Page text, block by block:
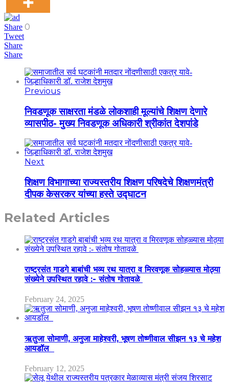
Share 0
Tweet
Share
Share
Previous
निवडणूक साक्षरता मंडळे लोकशाही मूल्यांचे शिक्षण देणारे
व्यासपीठ- मुख्य निवडणूक अधिकारी श्रीकांत देशपांडे
Next
शिक्षण विभागाच्या राज्यस्तरीय शिक्षण परिषदेचे शिक्षणमंत्री
दीपक केसरकर यांच्या हस्ते उद्घाटन
Related Articles
राष्ट्रसंत गाडगे बाबांची भव्य रथ यात्रा व मिरवणूक सोहळ्यास मोठ्या
संख्येने उपस्थित रहावे :- संतोष गोतावळे
February 24, 2025
ऋतुजा सोमाणी, अनुजा माहेश्वरी, भूषण तोष्णीवाल सीझन १३ चे महेश
आयडॉल
February 12, 2025